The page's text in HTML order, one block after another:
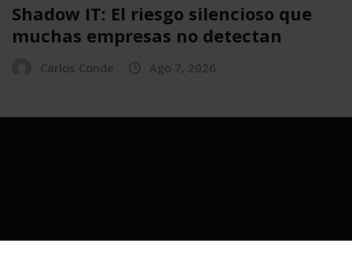
Shadow IT: El riesgo silencioso que
muchas empresas no detectan
Carlos Conde Ago 7, 2026